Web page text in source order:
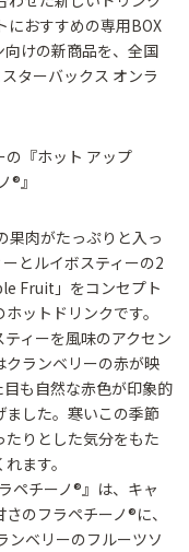
におすすめの専用BOX
けの新商品を、全国
ターバックス オンラ
『ホット アップ
®』
果肉がたっぷりと入っ
とルイボスティーの2
Fruit」をコンセプト
ットドリンクです。
ィーを風味のアクセン
クランベリーの赤が映
も自然な赤色が印象的
した。寒いこの季節
りとした気分をもた
ます。
ペチーノ®』は、キャ
のフラペチーノ®に、
ンベリーのフルーツソ